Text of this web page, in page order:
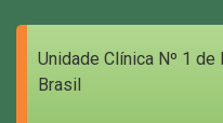
Unidade Clínica Nº 1
Brasil